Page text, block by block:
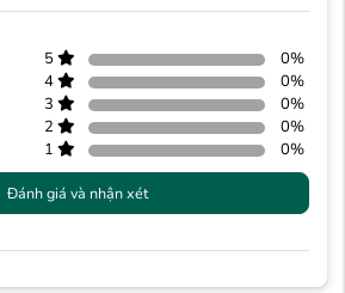
5 0%
4
0%
3
0%
2
0%
1
0%
Đánh giá và nhận xét